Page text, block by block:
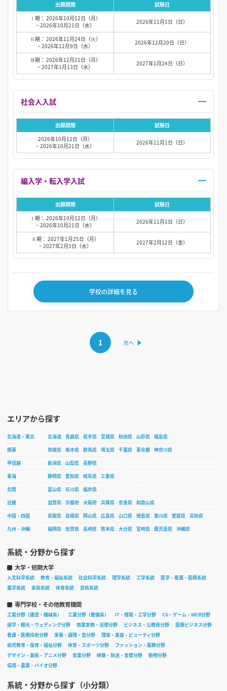
出願期間
試験日
Ⅰ期： 2026年10月12日（月）
~ 2026年10月21日（水）
2026年11月1日（日）
Ⅱ期： 2026年11月24日（火）
~ 2026年12月9日（水）
2026年12月20日（日）
Ⅲ期： 2026年12月21日（月）
~ 2027年1月13日（水）
2027年1月24日（日）
出願期間
試験日
2026年10月12日（月）
~ 2026年10月21日（水）
2026年11月1日（日）
出願期間
試験日
Ⅰ期： 2026年10月12日（月）
~ 2026年10月21日（水）
2026年11月1日（日）
Ⅱ期： 2027年1月25日（月）
~ 2027年2月3日（水）
2027年2月12日（金）
学校の詳細を見る
1
エリアから探す
北海道・東北 北海道 青森県 岩手県 宮城県 秋田県 山形県
福島県
関東
茨城県 栃木県 群馬県 埼玉県 千葉県 東京都
神奈川県
甲信越
新潟県 山梨県
長野県
東海
静岡県 愛知県 岐阜県
三重県
北陸
富山県 石川県
福井県
近畿
滋賀県 京都府 大阪府 兵庫県 奈良県
和歌山県
中国・四国
鳥取県 島根県 岡山県 広島県 山口県 徳島県 香川県 愛媛県
高知県
九州・沖縄
福岡県 佐賀県 長崎県 熊本県 大分県 宮崎県 鹿児島県 沖縄県
系統・分野から探す
大学・短期大学
人文科学系統 教育・福祉系統 社会科学系統 理学系統 工学系統
医学・看護・医療系統
農学系統
家政系統 体育系統 芸術系統
専門学校・その他教育機関
工業分野（建設・機械系） 工業分野（整備系） IT・情報・工学分野
CG・ゲーム・WEB分野
語学・観光・ウェディング分野
商業実務・法律分野 ビジネス・公務員分野
医療ビジネス分野
看護・医療技術分野
栄養・調理・食分野
理容・美容・ビューティ分野
幼児教育・保育・福祉分野
体育・スポーツ分野
ファッション・服飾分野
デザイン・美術・アニメ分野
音楽分野 映像・放送・音響分野
動物分野
環境・農業・バイオ分野
系統・分野から探す（小分類）